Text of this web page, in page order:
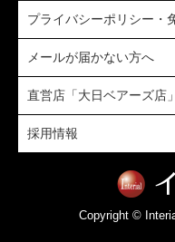
プライバシーポリシー・
メールが届かない方へ
直営店「大日ベアーズ店」
採用情報
Copyright ©